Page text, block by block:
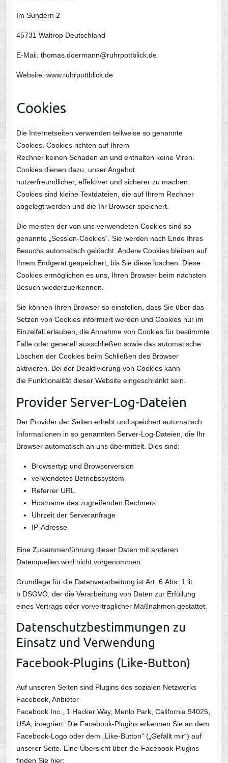
Im Sundern 2
45731 Waltrop Deutschland
E-Mail: thomas.doermann@ruhrpottblick.de
Website: www.ruhrpottblick.de
Cookies
Die Internetseiten verwenden teilweise so genannte
Cookies. Cookies richten auf Ihrem
Rechner keinen Schaden an und enthalten keine Viren.
Cookies dienen dazu, unser Angebot
nutzerfreundlicher, effektiver und sicherer zu machen.
Cookies sind kleine Textdateien, die auf Ihrem Rechner
abgelegt werden und die Ihr Browser speichert.
Die meisten der von uns verwendeten Cookies sind so
genannte „Session-Cookies“. Sie werden nach Ende Ihres
Besuchs automatisch gelöscht. Andere Cookies bleiben auf
Ihrem Endgerät gespeichert, bis Sie diese löschen. Diese
Cookies ermöglichen es uns, Ihren Browser beim nächsten
Besuch wiederzuerkennen.
Sie können Ihren Browser so einstellen, dass Sie über das
Setzen von Cookies informiert werden und Cookies nur im
Einzelfall erlauben, die Annahme von Cookies für bestimmte
Fälle oder generell ausschließen sowie das automatische
Löschen der Cookies beim Schließen des Browser
aktivieren. Bei der Deaktivierung von Cookies kann
die Funktionalität dieser Website eingeschränkt sein.
Provider Server-Log-Dateien
Der Provider der Seiten erhebt und speichert automatisch
Informationen in so genannten Server-Log-Dateien, die Ihr
Browser automatisch an uns übermittelt. Dies sind:
Browsertyp und Browserversion
verwendetes Betriebssystem
Referrer URL
Hostname des zugreifenden Rechners
Uhrzeit der Serveranfrage
IP-Adresse
Eine Zusammenführung dieser Daten mit anderen
Datenquellen wird nicht vorgenommen.
Grundlage für die Datenverarbeitung ist Art. 6 Abs. 1 lit.
b DSGVO, der die Verarbeitung von Daten zur Erfüllung
eines Vertrags oder vorvertraglicher Maßnahmen gestattet.
Datenschutzbestimmungen zu
Einsatz und Verwendung
Facebook-Plugins (Like-Button)
Auf unseren Seiten sind Plugins des sozialen Netzwerks
Facebook, Anbieter
Facebook Inc., 1 Hacker Way, Menlo Park, California 94025,
USA, integriert. Die Facebook-Plugins erkennen Sie an dem
Facebook-Logo oder dem „Like-Button“ („Gefällt mir“) auf
unserer Seite. Eine Übersicht über die Facebook-Plugins
finden Sie hier: